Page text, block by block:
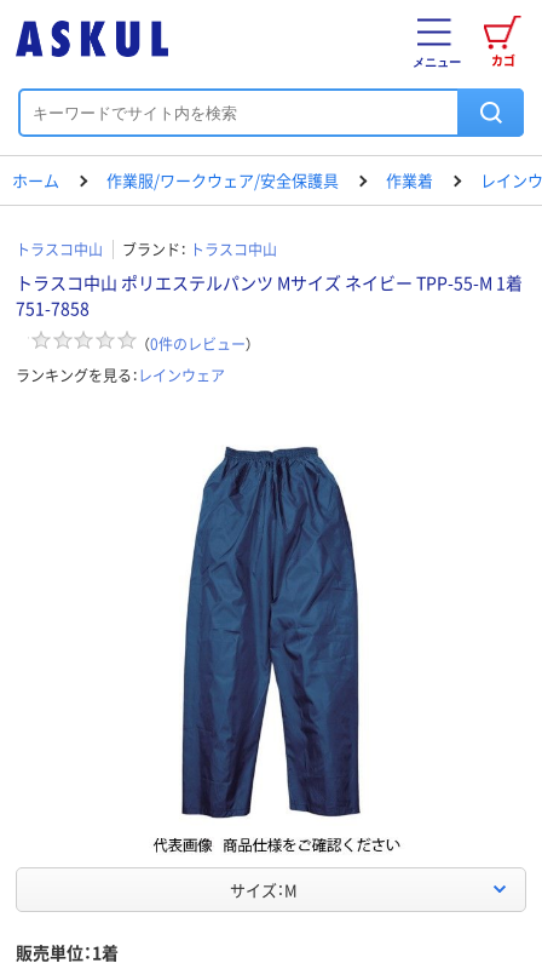
カゴ
メニュー
ホーム 作業服/ワークウェア/安全保護具 作業着 レイン
トラスコ中山 ブランド： トラスコ中山
トラスコ中山 ポリエステルパンツ Mサイズ ネイビー TPP-55-M 1着
751-7858
（0件のレビュー）
ランキングを見る：レインウェア
サイズ：M
販売単位：1着